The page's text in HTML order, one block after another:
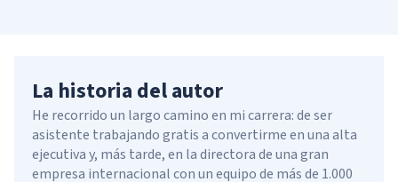
La historia del autor
He recorrido un largo camino en mi carrera: de ser
asistente trabajando gratis a convertirme en una alta
ejecutiva y, más tarde, en la directora de una gran
empresa internacional con un equipo de más de 1.000